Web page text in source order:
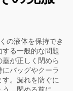
の液体を保持でき
る一般的な問題
が正しく閉めら
バッグやクーラ
。漏れを防ぐに